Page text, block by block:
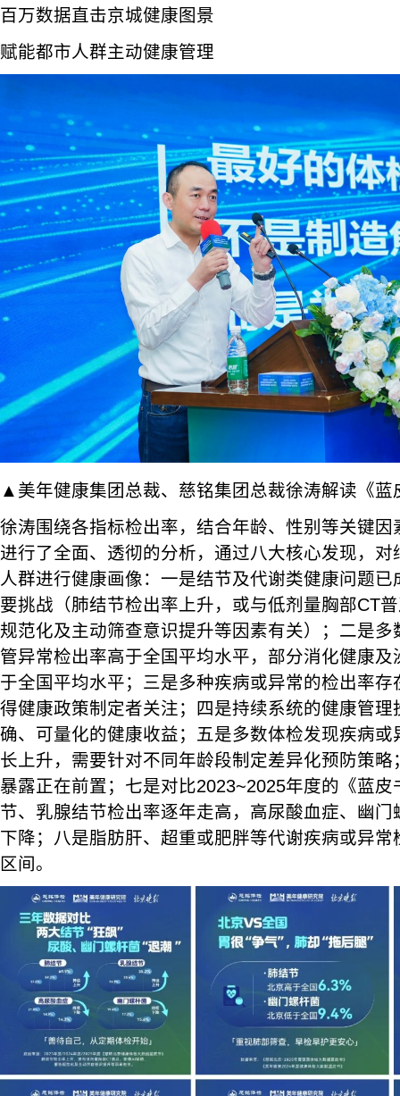
百万数据直击京城健康图景
赋能都市人群主动健康管理
▲美年健康集团总裁、慈铭集团总裁徐涛解读《蓝
徐涛围绕各指标检出率，结合年龄、性别等关键
进行了全面、透彻的分析，通过八大核心发现，
人群进行健康画像：一是结节及代谢类健康问题
要挑战（肺结节检出率上升，或与低剂量胸部CT
规范化及主动筛查意识提升等因素有关）；二是
管异常检出率高于全国平均水平，部分消化健康
于全国平均水平；三是多种疾病或异常的检出率
得健康政策制定者关注；四是持续系统的健康管理
确、可量化的健康收益；五是多数体检发现疾病
长上升，需要针对不同年龄段制定差异化预防策
暴露正在前置；七是对比2023~2025年度的《蓝
节、乳腺结节检出率逐年走高，高尿酸血症、幽
下降；八是脂肪肝、超重或肥胖等代谢疾病或异
区间。